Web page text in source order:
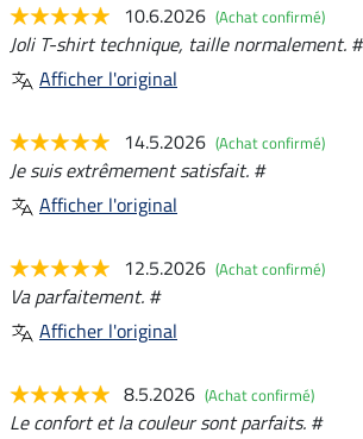
10.6.2026 (Achat confirmé)
Joli T-shirt technique, taille normalement. #
Afficher l'original
14.5.2026 (Achat confirmé)
Je suis extrêmement satisfait. #
Afficher l'original
12.5.2026 (Achat confirmé)
Va parfaitement. #
Afficher l'original
8.5.2026 (Achat confirmé)
Le confort et la couleur sont parfaits. #